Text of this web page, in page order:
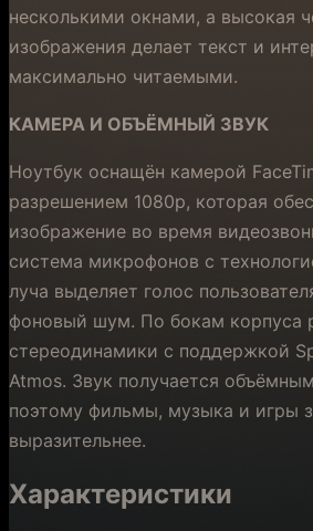
несколькими окнами, а высокая
изображения делает текст и
максимально читаемыми.
КАМЕРА И ОБЪЁМНЫЙ ЗВУК
Ноутбук оснащён камерой
разрешением 1080p, которая
изображение во время
система микрофонов с
луча выделяет голос
фоновый шум. По бокам корпуса
стереодинамики с поддержкой
Atmos. Звук получается
поэтому фильмы, музыка и игры
выразительнее.
Характеристики